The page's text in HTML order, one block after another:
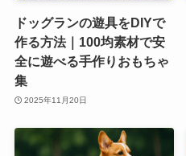
ドッグランの遊具をDIYで
作る方法｜100均素材で安
全に遊べる手作りおもちゃ
集
2025年11月20日